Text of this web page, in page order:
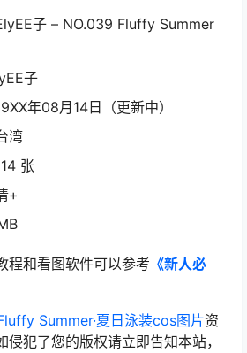
子 – NO.039 Fluffy Summer
子
年08月14日（更新中）
湾
张
+
程和看图软件可以参考 《新人必
Summer·夏日泳装cos图片资
犯了您的版权请立即告知本站，